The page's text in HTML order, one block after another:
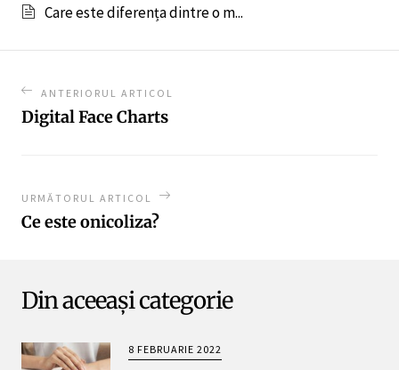
Care este diferența dintre o m...
ANTERIORUL ARTICOL
Digital Face Charts
URMĂTORUL ARTICOL
Ce este onicoliza?
Din aceeași categorie
8 FEBRUARIE 2022